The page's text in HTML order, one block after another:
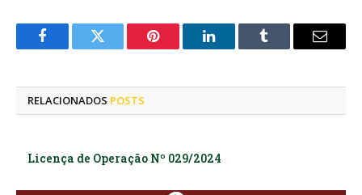
FacebookTwitter Pinterest LinkedInTumblr
E-
RELACIONADOS POSTS
Licença de Operação Nº 029/2024